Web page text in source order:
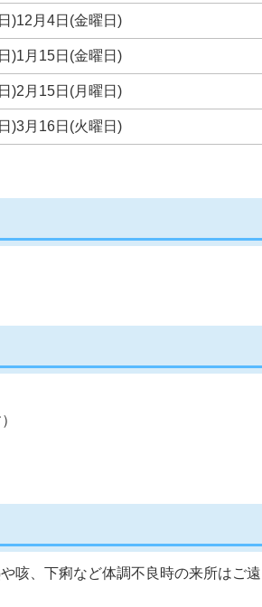
)12月4日(金曜日)
)1月15日(金曜日)
)2月15日(月曜日)
)3月16日(火曜日)
咳、下痢など体調不良時の来所はご遠